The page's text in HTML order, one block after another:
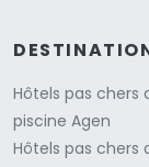
Hôtels pas chers
piscine Agen
Hôtels pas chers